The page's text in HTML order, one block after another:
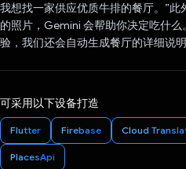
我想找一家供应优质牛排的餐厅。”
的照片，Gemini 会帮助你决定吃什
验，我们还会自动生成餐厅的详细说明
可采用以下设备打造
Flutter Firebase Cloud
PlacesApi